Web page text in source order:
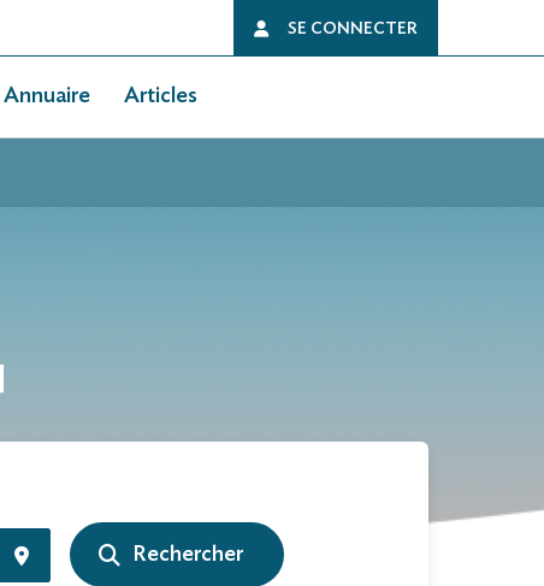
SE CONNECTER
Annuaire Articles